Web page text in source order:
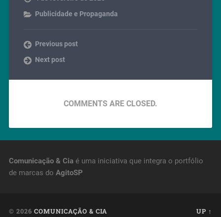
Publicidade e Propaganda
Previous post
Next post
COMMENTS ARE CLOSED.
Comunicação & Ciaé uma iniciativa que integra o portfólio
de marcas do AgitoSP
© 2026 COMUNICAÇÃO & CIA UP ↑